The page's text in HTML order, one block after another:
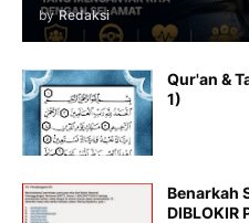
by Redaksi
Qur'an &
1)
Benarkah
DIBLOKIR